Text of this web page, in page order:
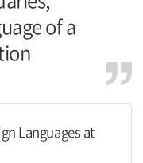
of a
Languages at